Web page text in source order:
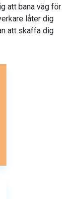
att bana väg för
låter dig
att skaffa dig